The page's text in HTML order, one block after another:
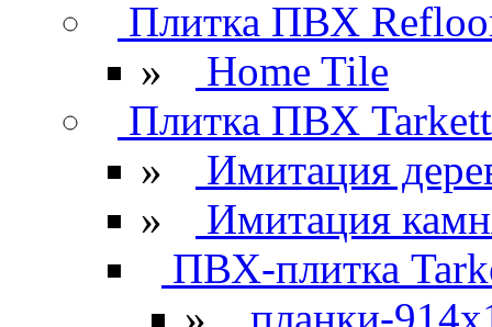
Плитка ПВХ
»
Home Tile
Плитка ПВХ Tarkett
»
Имитация
»
Имитация
ПВХ-плитка